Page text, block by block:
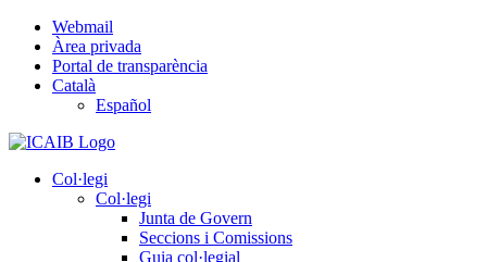
Skip
content
Webmail
Àrea privada
Portal de transparència
Català
Español
Col·legi
Col·legi
Junta de Govern
Seccions i Comissions
Guia col·legial